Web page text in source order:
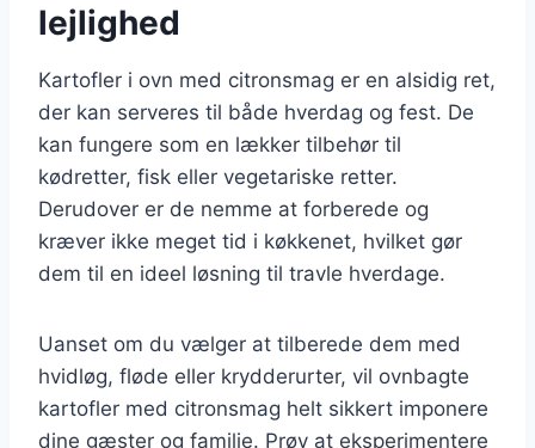
lejlighed
Kartofler i ovn med citronsmag er en alsidig ret,
der kan serveres til både hverdag og fest. De
kan fungere som en lækker tilbehør til
kødretter, fisk eller vegetariske retter.
Derudover er de nemme at forberede og
kræver ikke meget tid i køkkenet, hvilket gør
dem til en ideel løsning til travle hverdage.
Uanset om du vælger at tilberede dem med
hvidløg, fløde eller krydderurter, vil ovnbagte
kartofler med citronsmag helt sikkert imponere
dine gæster og familie. Prøv at eksperimentere